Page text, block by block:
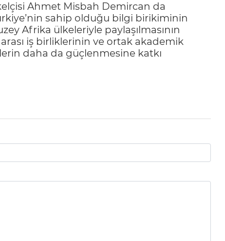
Ahmet Misbah Demircan da
sahip olduğu bilgi birikiminin
Afrika ülkeleriyle paylaşılmasının
iş birliklerinin ve ortak akademik
daha da güçlenmesine katkı